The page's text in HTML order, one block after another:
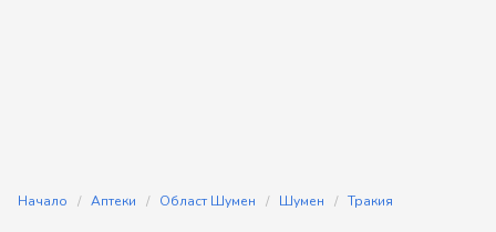
Начало Аптеки Област Шумен Шумен Тракия